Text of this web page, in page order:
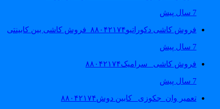
فروش کاشی دکوراتیو۸۸۰۴۲۱۷۴_فروش کاشی بین کابینتی
فروش کاشی _سرامیک۸۸۰۴۲۱۷۴
تعمیر وان_جکوزی_ کابین دوش۸۸۰۴۲۱۷۴